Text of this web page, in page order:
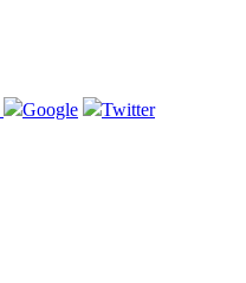
Google Twitter